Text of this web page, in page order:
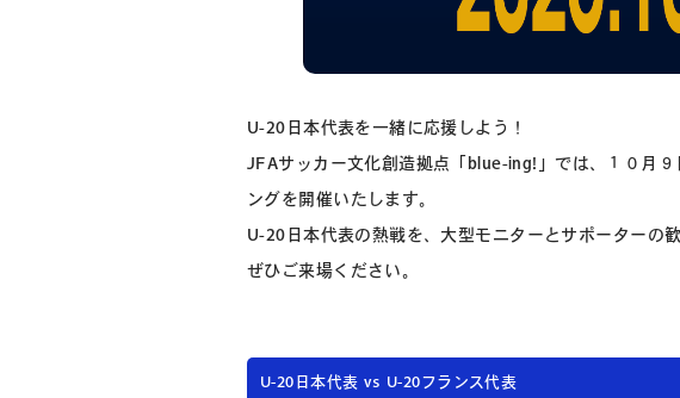
U-20日本代表を一緒に応援しよう！
JFAサッカー文化創造拠点「blue-ing!」では、１０月
ングを開催いたします。
U-20日本代表の熱戦を、大型モニターとサポーターの
ぜひご来場ください。
U-20日本代表 vs U-20フランス代表